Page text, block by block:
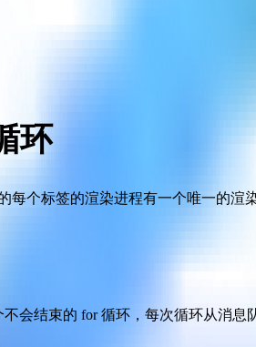
环
每个标签的渲染进程有一个唯一的
不会结束的 for 循环，每次循环从消